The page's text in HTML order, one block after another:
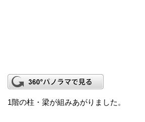
1階の柱・梁が組みあがりました。